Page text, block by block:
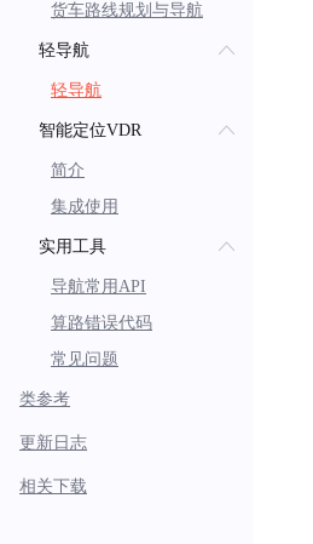
货车路线规划与导航
轻导航
轻导航
智能定位VDR
简介
集成使用
实用工具
导航常用API
算路错误代码
常见问题
类参考
更新日志
相关下载